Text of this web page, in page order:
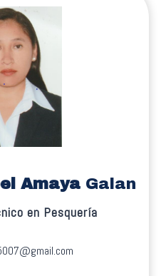
AmayaGalan
en Pesquería